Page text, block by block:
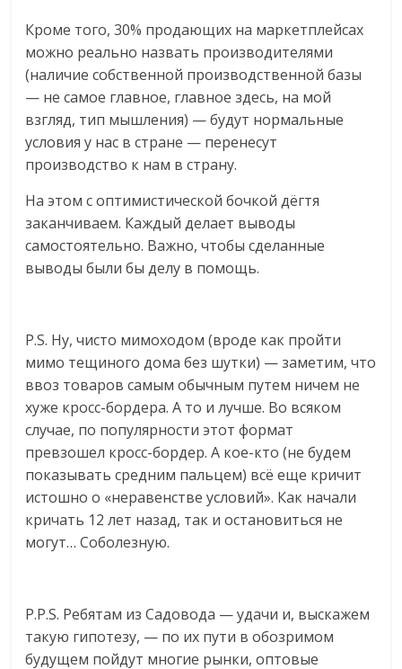
Кроме того, 30% продающих на маркетплейсах
можно реально назвать производителями
(наличие собственной производственной базы
— не самое главное, главное здесь, на мой
взгляд, тип мышления) — будут нормальные
условия у нас в стране — перенесут
производство к нам в страну.
На этом с оптимистической бочкой дёгтя
заканчиваем. Каждый делает выводы
самостоятельно. Важно, чтобы сделанные
выводы были бы делу в помощь.
P.S. Ну, чисто мимоходом (вроде как пройти
мимо тещиного дома без шутки) — заметим, что
ввоз товаров самым обычным путем ничем не
хуже кросс-бордера. А то и лучше. Во всяком
случае, по популярности этот формат
превзошел кросс-бордер. А кое-кто (не будем
показывать средним пальцем) всё еще кричит
истошно о «неравенстве условий». Как начали
кричать 12 лет назад, так и остановиться не
могут… Соболезную.
P.P.S. Ребятам из Садовода — удачи и, выскажем
такую гипотезу, — по их пути в обозримом
будущем пойдут многие рынки, оптовые